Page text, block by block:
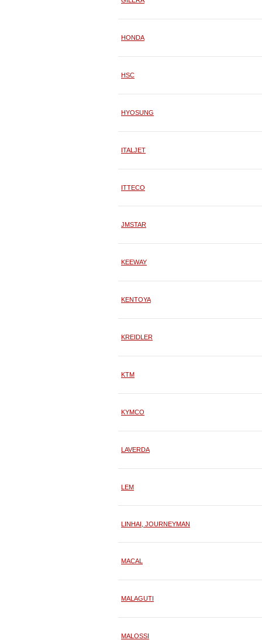
HONDA
HSC
HYOSUNG
ITALJET
ITTECO
JMSTAR
KEEWAY
KENTOYA
KREIDLER
KTM
KYMCO
LAVERDA
LEM
LINHAI, JOURNEYMAN
MACAL
MALAGUTI
MALOSSI